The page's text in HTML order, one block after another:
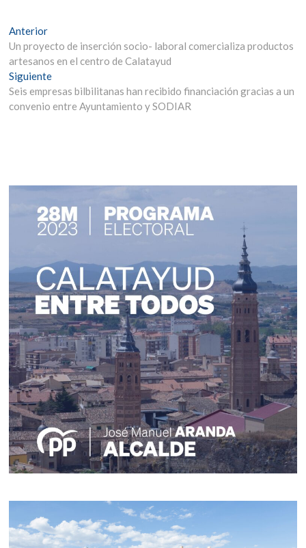
Navegación
de
entradas
AnteriorEntrada
anterior:
Un proyecto de inserción socio- laboral comercializa productos
artesanos en el centro de Calatayud
SiguienteEntrada
siguiente:
Seis empresas bilbilitanas han recibido financiación gracias a un
convenio entre Ayuntamiento y SODIAR